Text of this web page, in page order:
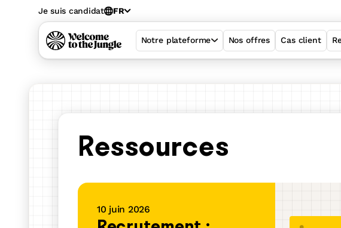
Je suis candidat FR
Notre plateforme Nos offres Cas client
Ressources
10 juin 2026